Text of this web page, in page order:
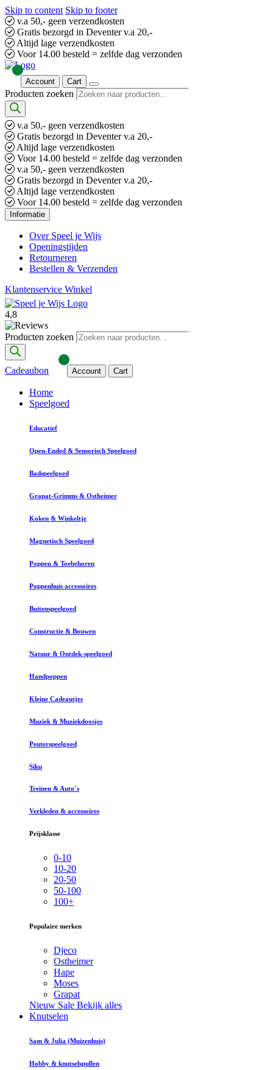
Skip to content Skip to footer
v.a 50,- geen verzendkosten
Gratis bezorgd in Deventer v.a 20,-
Altijd lage verzendkosten
Voor 14.00 besteld = zelfde dag verzonden
Account Cart
Producten zoeken
v.a 50,- geen verzendkosten
Gratis bezorgd in Deventer v.a 20,-
Altijd lage verzendkosten
Voor 14.00 besteld = zelfde dag verzonden
v.a 50,- geen verzendkosten
Gratis bezorgd in Deventer v.a 20,-
Altijd lage verzendkosten
Voor 14.00 besteld = zelfde dag verzonden
Informatie
Over Speel je Wijs
Openingstijden
Retourneren
Bestellen & Verzenden
Klantenservice Winkel
4,8
Producten zoeken
Cadeaubon Account Cart
Home
Speelgoed
Educatief
Open-Ended & Sensorisch Speelgoed
Badspeelgoed
Grapat-Grimms & Ostheimer
Koken & Winkeltje
Magnetisch Speelgoed
Poppen & Toebehoren
Poppenhuis accessoires
Buitenspeelgoed
Constructie & Bouwen
Natuur & Ontdek-speelgoed
Handpoppen
Kleine Cadeautjes
Muziek & Muziekdoosjes
Peuterspeelgoed
Siku
Treinen & Auto`s
Verkleden & accessoires
Prijsklasse
0-10
10-20
20-50
50-100
100+
Populaire merken
Djeco
Ostheimer
Hape
Moses
Grapat
Nieuw Sale Bekijk alles
Knutselen
Sam & Julia (Muizenhuis)
Hobby & knutselspullen